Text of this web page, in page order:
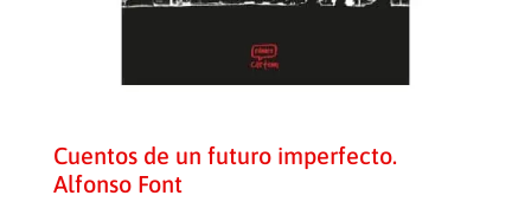
Cuentos de un futuro imperfecto.
Alfonso Font